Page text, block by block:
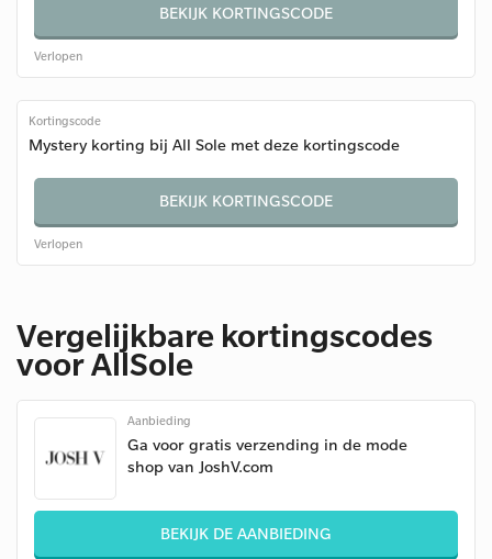
BEKIJK KORTINGSCODE
Verlopen
Kortingscode
Mystery korting bij All Sole met deze kortingscode
BEKIJK KORTINGSCODE
Verlopen
Vergelijkbare kortingscodes
voor AllSole
Aanbieding
Ga voor gratis verzending in de mode
shop van JoshV.com
BEKIJK DE AANBIEDING